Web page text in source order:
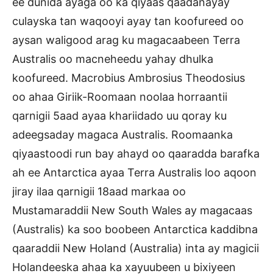
culayska tan waqooyi ayay tan koofureed oo
aysan waligood arag ku magacaabeen Terra
Australis oo macneheedu yahay dhulka
koofureed. Macrobius Ambrosius Theodosius
oo ahaa Giriik-Roomaan noolaa horraantii
qarnigii 5aad ayaa khariidado uu qoray ku
adeegsaday magaca Australis. Roomaanka
qiyaastoodi run bay ahayd oo qaaradda barafka
ah ee Antarctica ayaa Terra Australis loo aqoon
jiray ilaa qarnigii 18aad markaa oo
Mustamaraddii New South Wales ay magacaas
(Australis) ka soo boobeen Antarctica kaddibna
qaaraddii New Holand (Australia) inta ay magicii
Holandeeska ahaa ka xayuubeen u bixiyeen